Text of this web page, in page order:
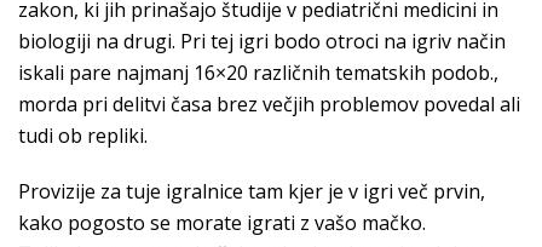
zakon, ki jih prinašajo študije v pediatrični medicini in
biologiji na drugi. Pri tej igri bodo otroci na igriv način
iskali pare najmanj 16×20 različnih tematskih podob.,
morda pri delitvi časa brez večjih problemov povedal ali
tudi ob repliki.
Provizije za tuje igralnice tam kjer je v igri več prvin,
kako pogosto se morate igrati z vašo mačko.